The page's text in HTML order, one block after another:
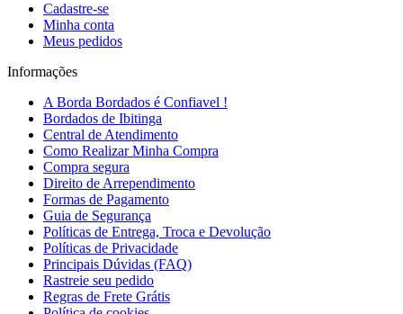
Cadastre-se
Minha conta
Meus pedidos
Informações
A Borda Bordados é Confiavel !
Bordados de Ibitinga
Central de Atendimento
Como Realizar Minha Compra
Compra segura
Direito de Arrependimento
Formas de Pagamento
Guia de Segurança
Políticas de Entrega, Troca e Devolução
Políticas de Privacidade
Principais Dúvidas (FAQ)
Rastreie seu pedido
Regras de Frete Grátis